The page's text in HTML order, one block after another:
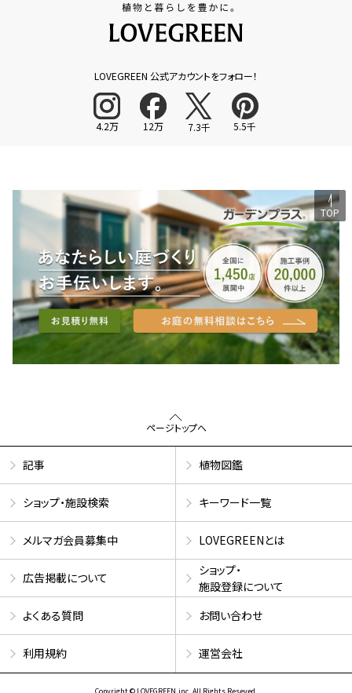
LOVEGREEN 公式アカウントをフォロー！
4.2万 12万 7.3千 5.5千
TOP
ページトップへ
記事 植物図鑑
ショップ・施設検索 キーワード一覧
メルマガ会員募集中 LOVEGREENとは
広告掲載について
ショップ・
施設登録について
よくある質問
お問い合わせ
利用規約 運営会社
Copyright © LOVEGREEN.inc. All Rights Reseved.